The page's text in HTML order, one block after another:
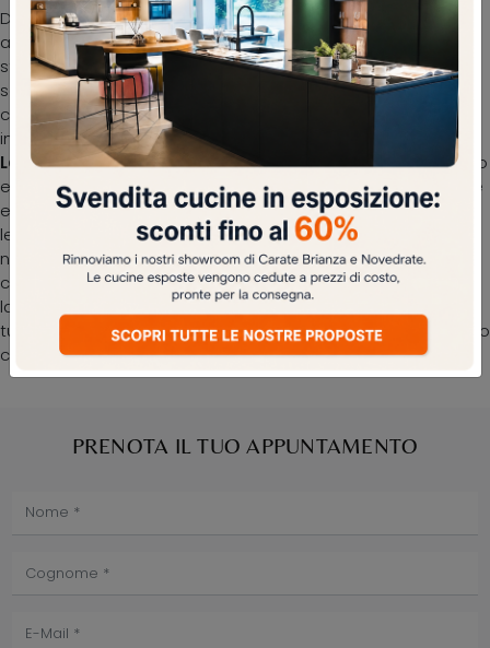
Durante la scelta di un buon modello di letto, valuta con
attenzione le sue dimensioni, i materiali, la forma e il suo
stile rispetto al resto degli arredi. Se desideri una
soluzione in tessuto, il modello presente in foto è
contraddistinto da materiali di qualità e linee decise, che
invitano a trascorrere un riposo tranquillo e ristoratore. Il
Letto con testiera Megan di Feliscrea uno spazio intimo
e confortevole in ogni camera, garantendoti il relax totale
e un design unico. I Letti matrimoniali imbottiti del brand,
leader nella produzione di Arredamento Casa per la zona
notte, sono progettati per essere abbinati a mobili e
complementi di ogni genere, come armadi e comò,
lampade e piantane. Scegli tonalità e finiture e realizza il
tuo concept d’arredo nella camera, progettandola proprio
come l'avevi sognata.
PRENOTA IL TUO APPUNTAMENTO